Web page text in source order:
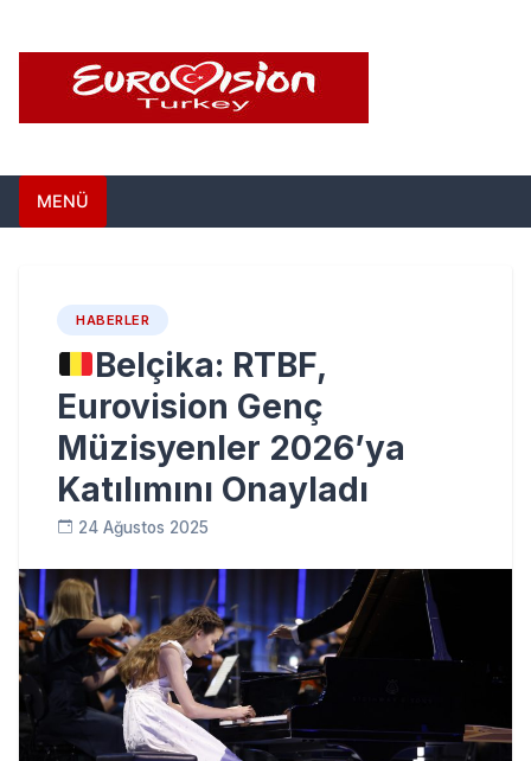
Eurovision Türkiye –
Türkiye'nin Eurovision
MENÜ
HABERLER
Belçika: RTBF,
Eurovision Genç
Müzisyenler 2026’ya
Katılımını Onayladı
24 Ağustos 2025